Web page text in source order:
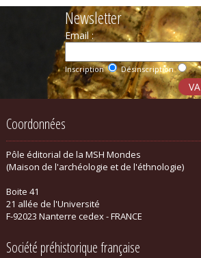
Newsletter
Email :
Inscription Désinscription
Coordonnées
Pôle éditorial de la MSH Mondes
(Maison de l'archéologie et de l'éthnologie)
Boite 41
21 allée de l'Université
F-92023 Nanterre cedex - FRANCE
Société préhistorique française